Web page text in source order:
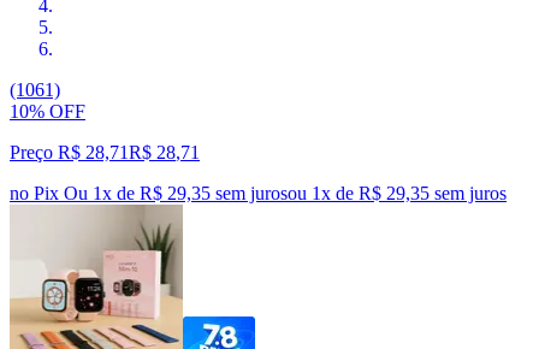
(1061)
10% OFF
Preço R$ 28,71R$ 28,71
no Pix Ou 1x de R$ 29,35 sem jurosou 1x de R$ 29,35 sem juros